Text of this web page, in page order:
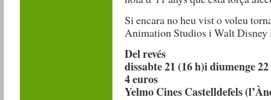
Si encara no heu vist o voleu
Animation Studios i Walt Disney
Del revés
dissabte 21 (16 h)i diumenge
4 euros
Yelmo Cines Castelldefels